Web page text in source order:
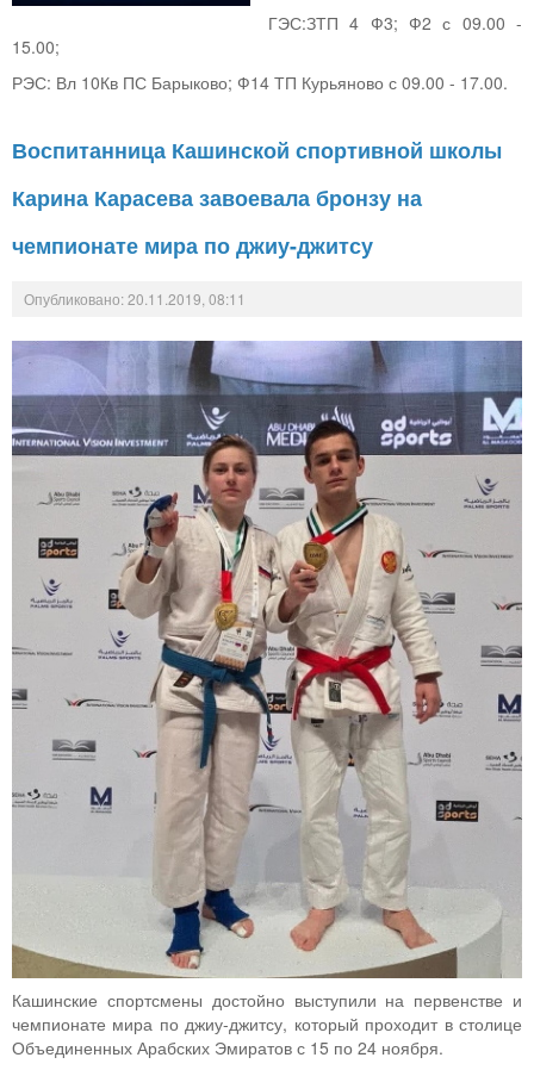
ГЭС:ЗТП 4 Ф3; Ф2 с 09.00 -
15.00;
РЭС: Вл 10Кв ПС Барыково; Ф14 ТП Курьяново с 09.00 - 17.00.
Воспитанница Кашинской спортивной школы
Карина Карасева завоевала бронзу на
чемпионате мира по джиу-джитсу
Опубликовано: 20.11.2019, 08:11
Кашинские спортсмены достойно выступили на первенстве и
чемпионате мира по джиу-джитсу, который проходит в столице
Объединенных Арабских Эмиратов с 15 по 24 ноября.